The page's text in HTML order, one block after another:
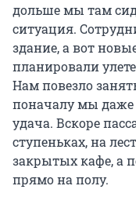
дольше мы там
ситуация.
здание, а вот
планировали
Нам повезло
поначалу мы даже
удача. Вскоре
ступеньках, на
закрытых кафе, а
прямо на полу.